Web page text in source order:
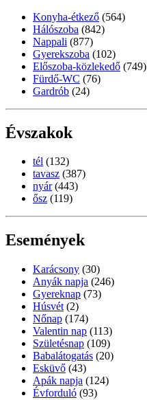
Konyha-étkező (564)
Hálószoba (842)
Nappali (877)
Gyerekszoba (102)
Előszoba-közlekedő (749)
Fürdő-WC (76)
Gardrób (24)
Évszakok
tél (132)
tavasz (387)
nyár (443)
ősz (119)
Események
Karácsony (30)
Anyák napja (246)
Gyereknap (73)
Húsvét (2)
Nőnap (174)
Valentin nap (113)
Születésnap (109)
Babalátogatás (20)
Esküvő (43)
Apák napja (124)
Évforduló (93)